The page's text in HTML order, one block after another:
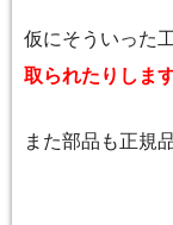
仮にそういった
取られたりします
また部品も正規